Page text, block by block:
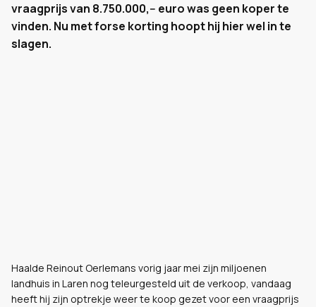
vraagprijs van 8.750.000,-- euro was geen koper te
vinden. Nu met forse korting hoopt hij hier wel in te
slagen.
Haalde Reinout Oerlemans vorig jaar mei zijn miljoenen
landhuis in Laren nog teleurgesteld uit de verkoop, vandaag
heeft hij zijn optrekje weer te koop gezet voor een vraagprijs